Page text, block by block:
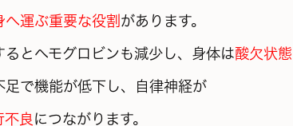
へ運ぶ重要な役割 があります。
ると ヘモグロビンも減少し、身体は酸欠状態
足で機能が低下し、自律神経が
不良 につながります。